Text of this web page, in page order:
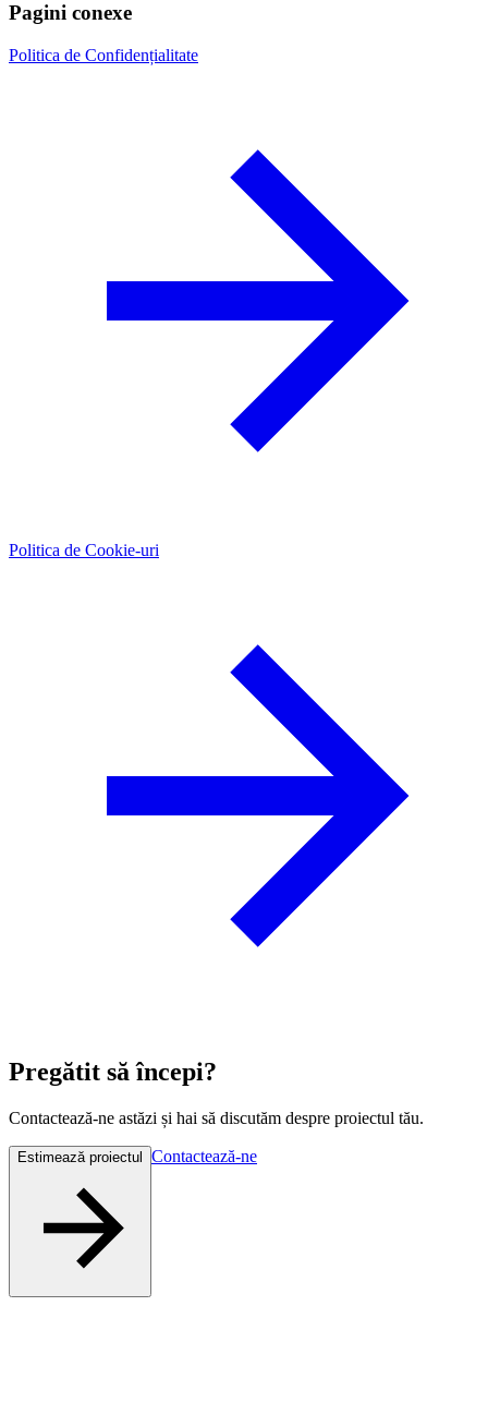
Pagini conexe
Politica de Confidențialitate
Politica de Cookie-uri
Pregătit săîncepi?
Contactează-ne astăzi și hai să discutăm despre proiectul tău.
Estimează proiectul Contactează-ne